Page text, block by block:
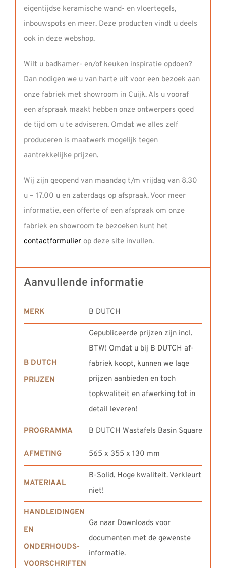
eigentijdse keramische wand- en vloertegels,
inbouwspots en meer. Deze producten vindt u deels
ook in deze webshop.
Wilt u badkamer- en/of keuken inspiratie opdoen?
Dan nodigen we u van harte uit voor een bezoek aan
onze fabriek met showroom in Cuijk. Als u vooraf
een afspraak maakt hebben onze ontwerpers goed
de tijd om u te adviseren. Omdat we alles zelf
produceren is maatwerk mogelijk tegen
aantrekkelijke prijzen.
Wij zijn geopend van maandag t/m vrijdag van 8.30
u – 17.00 u en zaterdags op afspraak. Voor meer
informatie, een offerte of een afspraak om onze
fabriek en showroom te bezoeken kunt het
contactformulier op deze site invullen.
Aanvullende informatie
MERK B DUTCH
B DUTCH
PRIJZEN
Gepubliceerde prijzen zijn incl.
BTW! Omdat u bij B DUTCH af-
fabriek koopt, kunnen we lage
prijzen aanbieden en toch
topkwaliteit en afwerking tot in
detail leveren!
PROGRAMMA B DUTCH Wastafels Basin Square
AFMETING 565 x 355 x 130 mm
MATERIAAL
B-Solid. Hoge kwaliteit. Verkleurt
niet!
HANDLEIDINGEN
EN
ONDERHOUDS-
VOORSCHRIFTEN
Ga naar Downloads voor
documenten met de gewenste
informatie.